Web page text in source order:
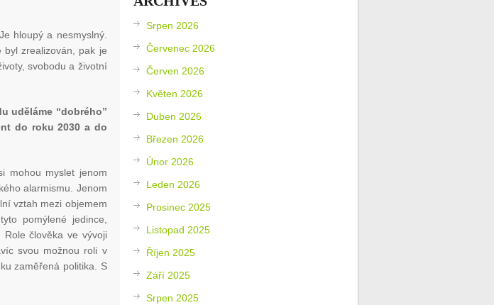
hloupý a nesmyslný.
byl zrealizován, pak je
svobodu a životní
uděláme “dobrého”
do roku 2030 a do
mohou myslet jenom
alarmismu. Jenom
vztah mezi objemem
pomýlené jedince,
člověka ve vývoji
svou možnou roli v
zaměřená politika. S
Srpen 2026
Červenec 2026
Červen 2026
Květen 2026
Duben 2026
Březen 2026
Únor 2026
Leden 2026
Prosinec 2025
Listopad 2025
Říjen 2025
Září 2025
Srpen 2025